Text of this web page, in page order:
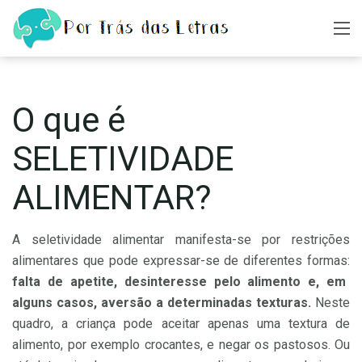
O que é
SELETIVIDADE
ALIMENTAR?
A seletividade alimentar manifesta-se por restrições
alimentares que pode expressar-se de diferentes formas:
falta de apetite, desinteresse pelo alimento e, em
alguns casos, aversão a determinadas texturas. Neste
quadro, a criança pode aceitar apenas uma textura de
alimento, por exemplo crocantes, e negar os pastosos. Ou